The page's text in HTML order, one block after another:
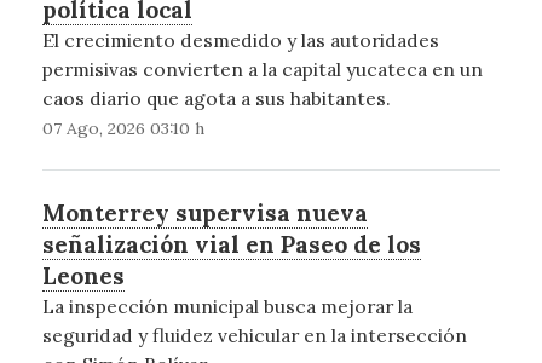
política local
El crecimiento desmedido y las autoridades
permisivas convierten a la capital yucateca en un
caos diario que agota a sus habitantes.
07 Ago, 2026 03:10 h
Monterrey supervisa nueva
señalización vial en Paseo de los
Leones
La inspección municipal busca mejorar la
seguridad y fluidez vehicular en la intersección